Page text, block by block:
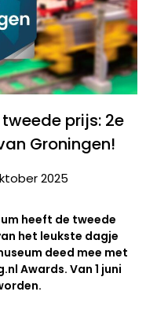
prijs: 2e
Groningen!
2025
heeft de tweede
het leukste dagje
deed mee met
Awards. Van 1 juni